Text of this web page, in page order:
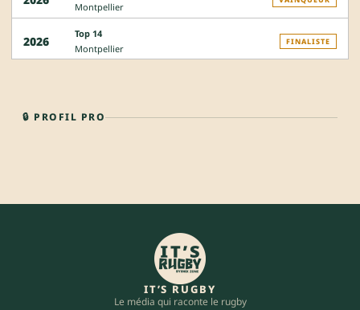
Montpellier
2026
Top 14
Montpellier
FINALISTE
🔒 PROFIL PRO
IT’S RUGBY
Le média qui raconte le rugby